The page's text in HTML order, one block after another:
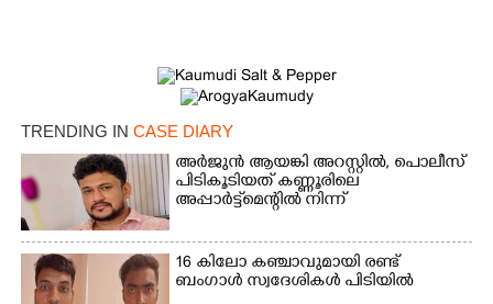
TRENDING IN CASE DIARY
അർജുൻ ആയങ്കി അറസ്റ്റിൽ, പൊലീസ്
പിടികൂടിയത് കണ്ണൂരിലെ
അപ്പാർട്ട്‌മെന്റിൽ നിന്ന്
16 കിലോ കഞ്ചാവുമായി രണ്ട്
ബംഗാൾ സ്വദേശികൾ പിടിയിൽ